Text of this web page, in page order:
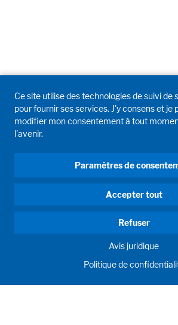
Ce site utilise des technologies de suivi de
pour fournir ses services. J'y consens et je
modifier mon consentement à tout
l'avenir.
Paramètres de
Accepter tout
Refuser
Avis juridique
Politique de